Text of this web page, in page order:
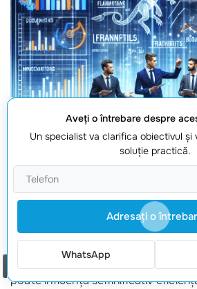
Alegerea celei mai bune soluții
proceselor de afaceri
este o
poate influența semnificativ
Aveţi o întrebare despre
Un specialist va clarifica obiectivul şi
soluţie practică.
Adresaţi o
WhatsApp
Comanda un apel